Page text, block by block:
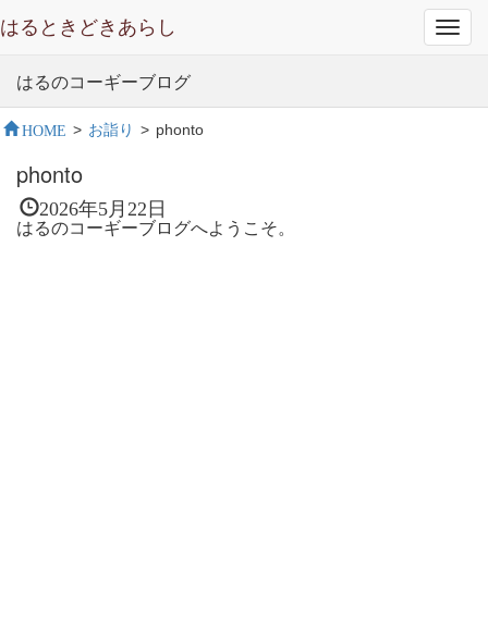
はるときどきあらし
はるのコーギーブログ
HOME > お詣り > phonto
phonto
2026年5月22日
はるのコーギーブログへようこそ。